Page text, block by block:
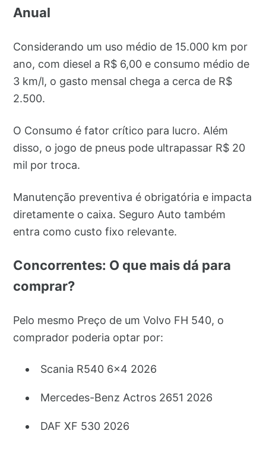
Anual
Considerando um uso médio de 15.000 km por
ano, com diesel a R$ 6,00 e consumo médio de
3 km/l, o gasto mensal chega a cerca de R$
2.500.
O Consumo é fator crítico para lucro. Além
disso, o jogo de pneus pode ultrapassar R$ 20
mil por troca.
Manutenção preventiva é obrigatória e impacta
diretamente o caixa. Seguro Auto também
entra como custo fixo relevante.
Concorrentes: O que mais dá para
comprar?
Pelo mesmo Preço de um Volvo FH 540, o
comprador poderia optar por:
Scania R540 6x4 2026
Mercedes-Benz Actros 2651 2026
DAF XF 530 2026